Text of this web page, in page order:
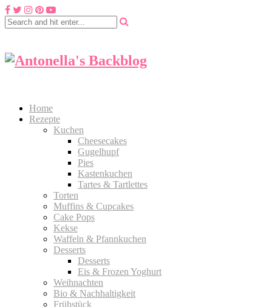
Home
Rezepte
Kuchen
Cheesecakes
Gugelhupf
Pies
Kastenkuchen
Tartes & Tartlettes
Torten
Muffins & Cupcakes
Cake Pops
Kekse
Waffeln & Pfannkuchen
Desserts
Desserts
Eis & Frozen Yoghurt
Weihnachten
Bio & Nachhaltigkeit
Frühstück